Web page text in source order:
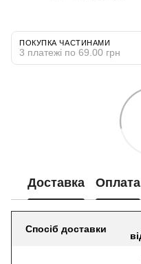
ПОКУПКА ЧАСТИНАМИ
3 платежі по 69.00 грн
Доставка Оплата
Спосіб доставки